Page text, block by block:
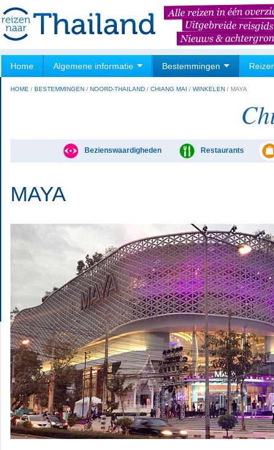
Home Algemene informatie Bestemmingen
HOME / BESTEMMINGEN / NOORD-THAILAND / CHIANG MAI / WINKELEN / MAYA
Bezienswaardigheden Restaurants
MAYA